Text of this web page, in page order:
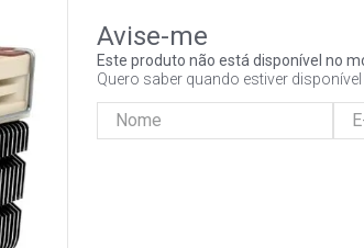
Este produto não está disponível no
Quero saber quando estiver disponível